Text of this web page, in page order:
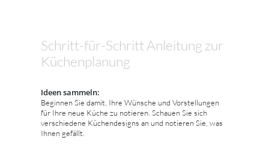
Schritt-für-Schritt Anleitung zur
Küchenplanung
Ideen sammeln:
Beginnen Sie damit, Ihre Wünsche und Vorstellungen
für Ihre neue Küche zu notieren. Schauen Sie sich
verschiedene Küchendesigns an und notieren Sie, was
Ihnen gefällt.